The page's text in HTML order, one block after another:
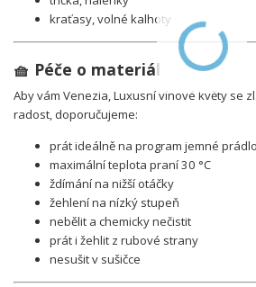
kraťasy, volné kalhoty
🧺 Péče o materiál
Aby vám Venezia, Luxusní vínové květy se
radost, doporučujeme:
prát ideálně na program jemné prádlo
maximální teplota praní 30 °C
ždímání na nižší otáčky
žehlení na nízký stupeň
nebělit a chemicky nečistit
prát i žehlit z rubové strany
nesušit v sušičce